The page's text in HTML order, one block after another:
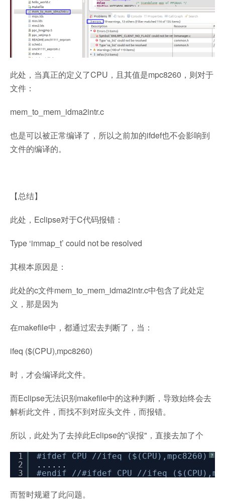
此处，当真正的定义了CPU，且其值是mpc8260，则对于
文件：
mem_to_mem_idma2intr.c
也是可以被正常编译了，所以之前加的ifdef也不会影响到
文件的编译的。
【总结】
此处，Eclipse对于C代码报错：
Type ‘immap_t’ could not be resolved
其根本原因是：
此处的c文件mem_to_mem_idma2intr.c中包含了此处定
义，那是因为
在makefile中，都通过宏去判断了，当：
ifeq ($(CPU),mpc8260)
时，才会编译此文件。
而Eclipse无法识别makefile中的这种判断，导致始终会去
解析此文件，而找不到对应头文件，而报错。
所以，此处为了去掉此Eclipse的"误报"，直接去加了个
?
1
2
3
#ifdef CPU //ifeq ($(CPU),mpc8260)
......
#endif //#ifdef CPU //ifeq
而暂时规避了此问题。